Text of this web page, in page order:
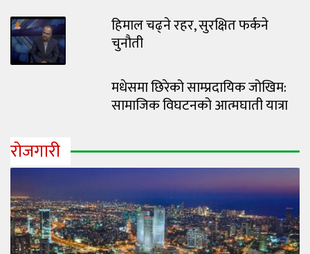
हिमाल चढ्ने रहर, सुरक्षित फर्कने
चुनौती
मधेसमा छिरेको साम्प्रदायिक जोखिम:
सामाजिक विघटनको आत्मघाती यात्रा
रोजगारी